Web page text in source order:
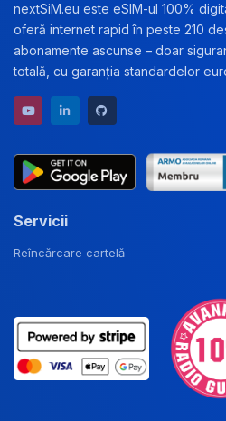
nextSiM.eu este eSIM-ul 100%
oferă internet rapid în peste 210
abonamente ascunse – doar
totală, cu garanția standardelor
YouTube channel
LinkedIn profile
Servicii
Reîncărcare cartelă